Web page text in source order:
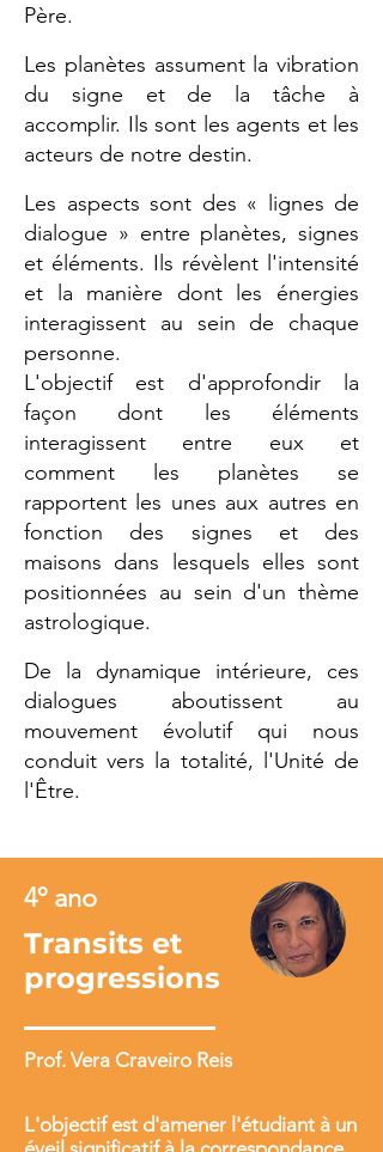
Père.
Les planètes assument la vibration
du signe et de la tâche à
accomplir. Ils sont les agents et les
acteurs de notre destin.
Les aspects sont des « lignes de
dialogue » entre planètes, signes
et éléments. Ils révèlent l'intensité
et la manière dont les énergies
interagissent au sein de chaque
personne.
L'objectif est d'approfondir la
façon dont les éléments
interagissent entre eux et
comment les planètes se
rapportent les unes aux autres en
fonction des signes et des
maisons dans lesquels elles sont
positionnées au sein d'un thème
astrologique.
De la dynamique intérieure, ces
dialogues aboutissent au
mouvement évolutif qui nous
conduit vers la totalité, l'Unité de
l'Être.
4º ano
Transits et
progressions
Prof. Vera Craveiro Reis
L'objectif est d'amener l'étudiant à un